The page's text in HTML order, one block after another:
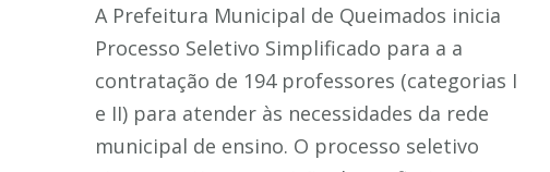
A Prefeitura Municipal de Queimados inicia
Processo Seletivo Simplificado para a a
contratação de 194 professores (categorias I
e II) para atender às necessidades da rede
municipal de ensino. O processo seletivo